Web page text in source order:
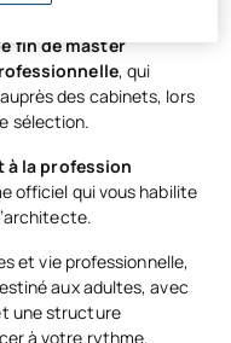
fin de master
, qui
des cabinets, lors
sélection.
à la profession
officiel qui vous habilite
et vie professionnelle,
aux adultes, avec
une structure
à votre rythme.